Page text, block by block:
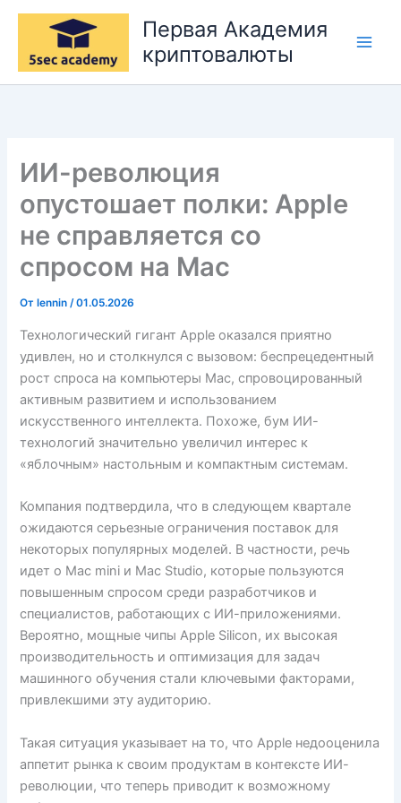
Перейти
содержимому
Первая Академия
криптовалюты
ИИ-революция
опустошает полки: Apple
не справляется со
спросом на Mac
От lennin/01.05.2026
Технологический гигант Apple оказался приятно
удивлен, но и столкнулся с вызовом: беспрецедентный
рост спроса на компьютеры Mac, спровоцированный
активным развитием и использованием
искусственного интеллекта. Похоже, бум ИИ-
технологий значительно увеличил интерес к
«яблочным» настольным и компактным системам.
Компания подтвердила, что в следующем квартале
ожидаются серьезные ограничения поставок для
некоторых популярных моделей. В частности, речь
идет о Mac mini и Mac Studio, которые пользуются
повышенным спросом среди разработчиков и
специалистов, работающих с ИИ-приложениями.
Вероятно, мощные чипы Apple Silicon, их высокая
производительность и оптимизация для задач
машинного обучения стали ключевыми факторами,
привлекшими эту аудиторию.
Такая ситуация указывает на то, что Apple недооценила
аппетит рынка к своим продуктам в контексте ИИ-
революции, что теперь приводит к возможному